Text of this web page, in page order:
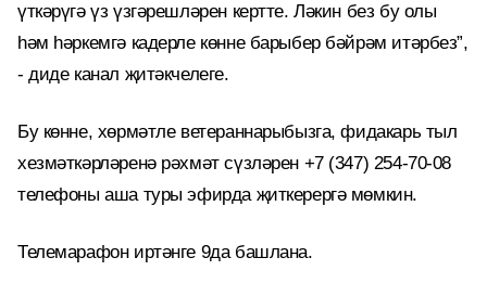
үткәрүгә үз үзгәрешләрен кертте. Ләкин без бу олы
һәм һәркемгә кадерле көнне барыбер бәйрәм итәрбез”,
- диде канал җитәкчелеге.
Бу көнне, хөрмәтле ветераннарыбызга, фидакарь тыл
хезмәткәрләренә рәхмәт сүзләрен +7 (347) 254-70-08
телефоны аша туры эфирда җиткерергә мөмкин.
Телемарафон иртәнге 9да башлана.